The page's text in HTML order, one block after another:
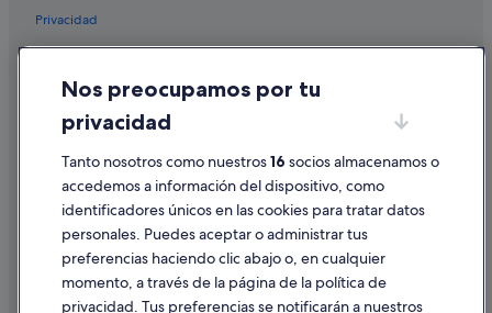
Privacidad
Condiciones de uso
Información legal/contacto
Pautas sobre el contenido y cómo denunciar contenido
Ayuda
Cancelar un vuelo
Nos preocupamos por tu
privacidad
Tanto nosotros como nuestros16 socios almacenamos o
accedemos a información del dispositivo, como
identificadores únicos en las cookies para tratar datos
personales. Puedes aceptar o administrar tus
preferencias haciendo clic abajo o, en cualquier
momento, a través de la página de la política de
privacidad. Tus preferencias se notificarán a nuestros